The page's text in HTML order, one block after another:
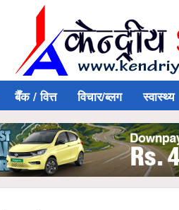
बैँक / वित्त विचार/ब्लग स्वास्थ्य